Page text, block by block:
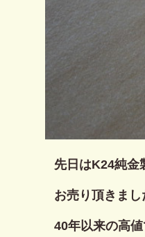
先日はK24純金
お売り頂きまし
40年以来の高